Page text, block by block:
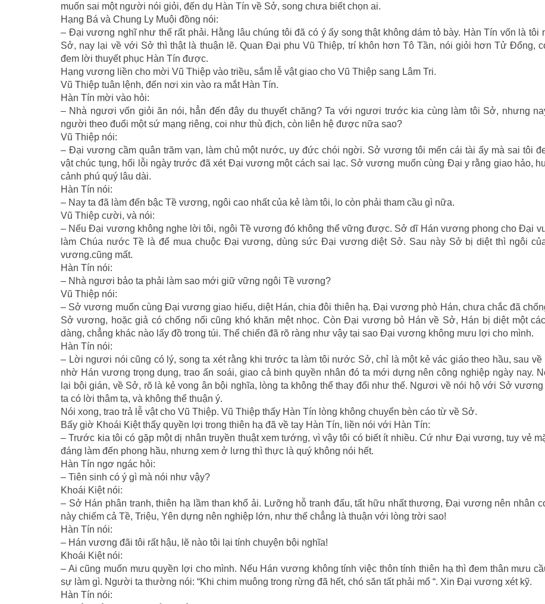
muốn sai một người nói giỏi, đến dụ Hàn Tín về Sở, song chưa biết chọn ai.
Hạng Bá và Chung Ly Muội đồng nói:
– Ðại vương nghĩ như thế rất phải. Hằng lâu chúng tôi đã có ý ấy song thật không dám tỏ bày. Hàn Tín vốn là tôi
Sở, nay lại về với Sở thì thật là thuận lẽ. Quan Ðại phu Vũ Thiệp, trí khôn hơn Tô Tần, nói giỏi hơn Tử Ðổng,
đem lời thuyết phục Hàn Tín được.
Hạng vương liền cho mời Vũ Thiệp vào triều, sắm lễ vật giao cho Vũ Thiệp sang Lâm Tri.
Vũ Thiệp tuân lệnh, đến nơi xin vào ra mắt Hàn Tín.
Hàn Tín mời vào hỏi:
– Nhà ngươi vốn giỏi ăn nói, hẳn đến đây du thuyết chăng? Ta với ngươi trước kia cùng làm tôi Sở, nhưng
người theo đuổi một sứ mạng riêng, coi như thù địch, còn liên hệ được nữa sao?
Vũ Thiệp nói:
– Ðại vương cầm quân trăm vạn, làm chủ một nước, uy đức chói ngời. Sở vương tôi mến cái tài ấy mà sai tôi
vật chúc tụng, hối lỗi ngày trước đã xét Ðại vương một cách sai lạc. Sở vương muốn cùng Ðại y rằng giao hảo,
cảnh phú quý lâu dài.
Hàn Tín nói:
– Nay ta đã làm đến bậc Tề vương, ngôi cao nhất của kẻ làm tôi, lo còn phải tham cầu gì nữa.
Vũ Thiệp cười, và nói:
– Nếu Ðại vương không nghe lời tôi, ngôi Tề vương đó không thể vững được. Sở dĩ Hán vương phong cho Ðại
làm Chúa nước Tề là để mua chuộc Ðại vương, dùng sức Ðại vương diệt Sở. Sau này Sở bị diệt thì ngôi
vương.cũng mất.
Hàn Tín nói:
– Nhà ngươi bảo ta phải làm sao mới giữ vững ngôi Tề vương?
Vũ Thiệp nói:
– Sở vương muốn cùng Ðại vương giao hiếu, diệt Hán, chia đôi thiên hạ. Ðại vương phò Hán, chưa chắc đã
Sở vương, hoặc giả có chống nổi cũng khó khăn mệt nhọc. Còn Ðại vương bỏ Hán về Sở, Hán bị diệt một
dàng, chẳng khác nào lấy đồ trong túi. Thế chiến đã rõ ràng như vậy tại sao Ðại vương không mưu lợi cho mình.
Hàn Tín nói:
– Lời ngươi nói cũng có lý, song ta xét rằng khi trước ta làm tôi nước Sở, chỉ là một kẻ vác giáo theo hầu, sau về
nhờ Hán vương trọng dụng, trao ấn soái, giao cả binh quyền nhân đó ta mới dựng nên công nghiệp ngày nay.
lại bội gián, về Sở, rõ là kẻ vong ân bội nghĩa, lòng ta không thể thay đổi như thế. Ngươi về nói hộ với Sở vương
ta có lời thâm tạ, và không thể thuận ý.
Nói xong, trao trả lễ vật cho Vũ Thiệp. Vũ Thiệp thấy Hàn Tín lòng không chuyển bèn cáo từ về Sở.
Bấy giờ Khoái Kiệt thấy quyền lợi trong thiên hạ đã về tay Hàn Tín, liền nói với Hàn Tín:
– Trước kia tôi có gặp một dị nhân truyền thuật xem tướng, vì vậy tôi có biết ít nhiều. Cứ như Ðại vương, tuy vẻ
đáng làm đến phong hầu, nhưng xem ở lưng thì thực là quý không nói hết.
Hàn Tín ngơ ngác hỏi:
– Tiên sinh có ý gì mà nói như vậy?
Khoái Kiệt nói:
– Sở Hán phân tranh, thiên hạ lầm than khổ ải. Lưỡng hỗ tranh đấu, tất hữu nhất thương, Ðại vương nên nhân
này chiếm cả Tề, Triệu, Yên dựng nên nghiệp lớn, như thế chẳng là thuận với lòng trời sao!
Hàn Tín nói:
– Hán vương đãi tôi rất hậu, lẽ nào tôi lại tính chuyện bội nghĩa!
Khoái Kiệt nói:
– Ai cũng muốn mưu quyền lợi cho mình. Nếu Hán vương không tính việc thôn tính thiên hạ thì đem thân mưu
sự làm gì. Người ta thường nói: “Khi chim muông trong rừng đã hết, chó săn tất phải mổ “. Xin Ðại vương xét kỹ.
Hàn Tín nói: